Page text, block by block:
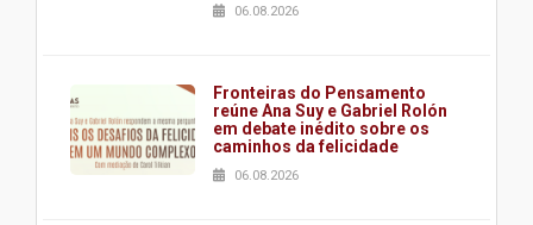
06.08.2026
Fronteiras do Pensamento
reúne Ana Suy e Gabriel Rolón
em debate inédito sobre os
caminhos da felicidade
06.08.2026